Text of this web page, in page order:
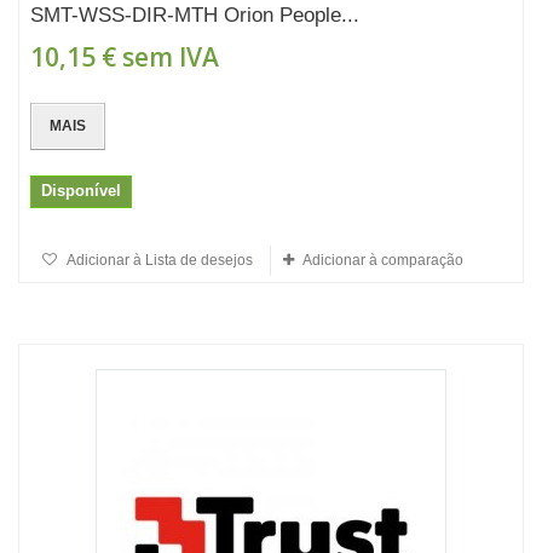
SMT-WSS-DIR-MTH Orion People...
10,15 € sem IVA
MAIS
Disponível
Adicionar à Lista de desejos Adicionar à comparação